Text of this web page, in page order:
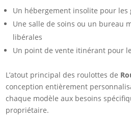
Un hébergement insolite pour les
Une salle de soins ou un bureau
libérales
Un point de vente itinérant pour
L’atout principal des roulottes de
conception entièrement
chaque modèle aux besoins
propriétaire.